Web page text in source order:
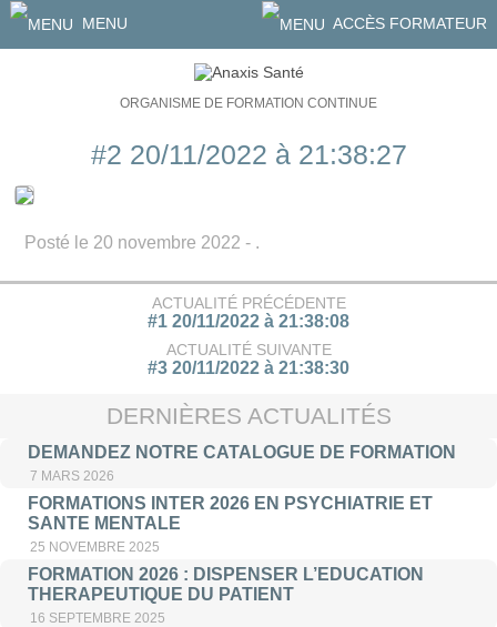
MENU ACCÈS FORMATEUR
ORGANISME DE FORMATION CONTINUE
#2 20/11/2022 à 21:38:27
Posté le 20 novembre 2022 - .
ACTUALITÉ PRÉCÉDENTE
#1 20/11/2022 à 21:38:08
ACTUALITÉ SUIVANTE
#3 20/11/2022 à 21:38:30
DERNIÈRES ACTUALITÉS
DEMANDEZ NOTRE CATALOGUE DE FORMATION
7 MARS 2026
FORMATIONS INTER 2026 EN PSYCHIATRIE ET
SANTE MENTALE
25 NOVEMBRE 2025
FORMATION 2026 : DISPENSER L’EDUCATION
THERAPEUTIQUE DU PATIENT
16 SEPTEMBRE 2025